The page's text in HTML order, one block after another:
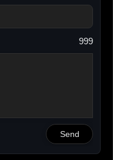
999
Send